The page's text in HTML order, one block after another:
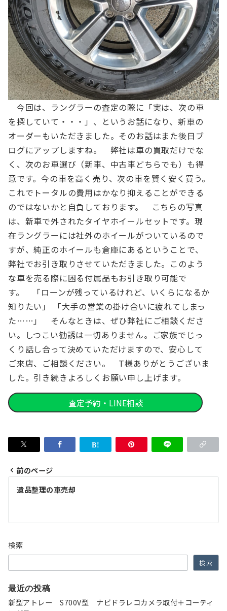
今回は、ラングラーの査定の際に「実は、次の車
を探していて・・・」、というお話になり、新車の
オーダーもいただきました。そのお話はまた後日ブ
ログにアップしますね。
弊社は車の買取だけでな
く、次のお車選び（新車、中古車どちらでも）も得
意です。今の車を高く売り、次の車を賢く安く買う。
これでトータルの費用はかなり抑えることができる
のではないかと自負しております。
こちらの写真
は、新車で外されたタイヤホイールセットです。現
在ラングラーには社外のホイールがついているので
すが、純正のホイールも倉庫にあるということで、
弊社でお引き取りさせていただきました。このよう
な車を売る際に困る付属品もお引き取り可能で
す。
「ローンが残っているけれど、いくらになるか
知りたい」 「大手の営業の掛け合いに疲れてしまっ
た……」
そんなときは、ぜひ弊社にご相談くださ
い。しつこい勧誘は一切ありません。ご家族でじっ
くり話し合って決めていただけますので、安心して
ご来店、ご相談ください。
T様ありがとうございま
した。引き続きよろしくお願い申し上げます。
査定予約・LINE相談
投
ゲ
ー
シ
ョ
前のページ
遺品整理の車売却
検索
検索
最近の投稿
新型アトレー S700V型 ナビドラレコカメラ取付＋コーティ